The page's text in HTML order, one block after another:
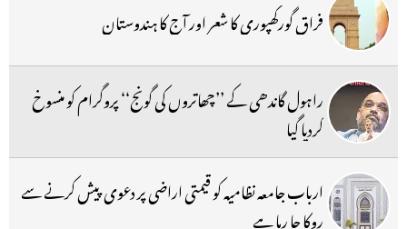
فراق گورکھپوری کا شعر اور آج کا ہندوستان
راہول گاندھی کے ’’چھاتروں کی گونج‘‘ پروگرام کو منسوخ
کردیا گیا
ارباب جامعہ نظامیہ کو قیمتی اراضی پر دعوی پیش کرنے سے
روکا جا رہا ہے